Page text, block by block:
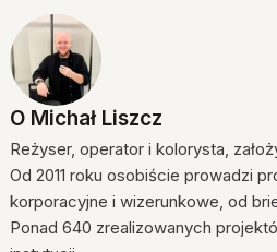
O Michał Liszcz
Reżyser, operator i kolorysta,
Od 2011 roku osobiście prowadzi
korporacyjne i wizerunkowe, od
Ponad 640 zrealizowanych